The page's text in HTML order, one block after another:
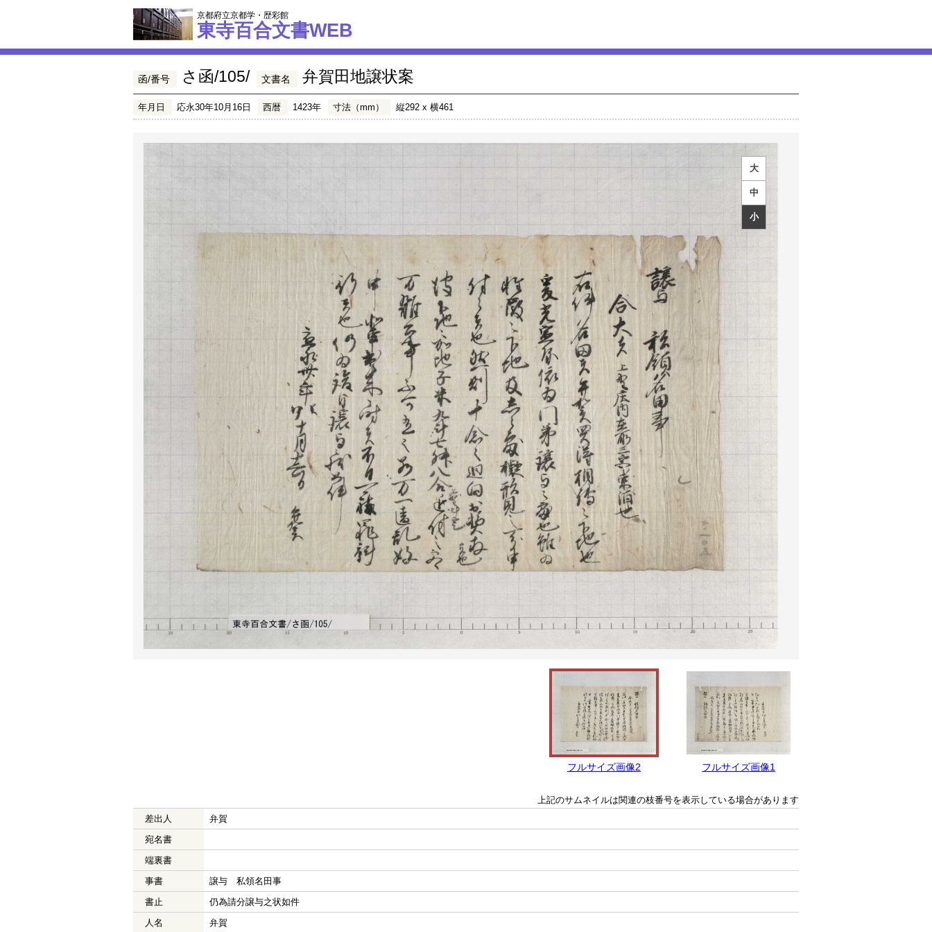
京都府立京都学・歴彩館
東寺百合文書WEB
函/番号 さ函/105/ 文書名 弁賀田地譲状案
年月日 応永30年10月16日 西暦 1423年 寸法（mm） 縦292 x 横461
大
中
小
フルサイズ画像2 フルサイズ画像1
上記のサムネイルは関連の枝番号を表示している場合があります
差出人
弁賀
宛名書
端裏書
事書
譲与 私領名田事
書止
仍為請分譲与之状如件
人名
弁賀